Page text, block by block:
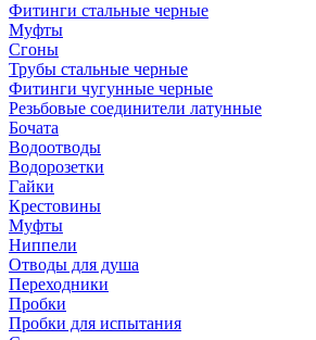
Фитинги стальные черные
Муфты
Сгоны
Трубы стальные черные
Фитинги чугунные черные
Резьбовые соединители латунные
Бочата
Водоотводы
Водорозетки
Гайки
Крестовины
Муфты
Ниппели
Отводы для душа
Переходники
Пробки
Пробки для испытания